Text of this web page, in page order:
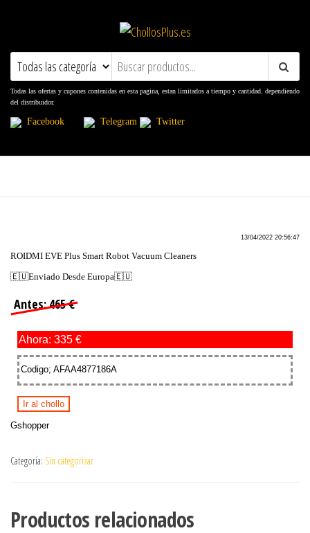
ChollosPlus.es
Ofertas, Promociones, Descuentos y
Todas las ofertas y cupones contenidas en esta pagina, estan limitados a tiempo y cantidad. dependiendo
del distribuidor.
Facebook Telegram Twitter
13/04/2022 20:56:47
ROIDMI EVE Plus Smart Robot Vacuum Cleaners
🇪🇺Enviado Desde Europa🇪🇺
Antes: 465 €
Ahora: 335 €
Codigo; AFAA4877186A
Ir al chollo
Gshopper
Categoría: Sin categorizar
Productos relacionados